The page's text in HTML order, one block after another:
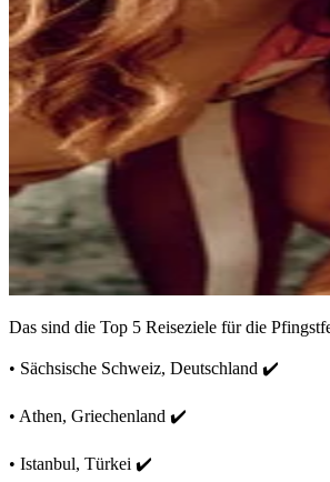
Das sind die Top 5 Reiseziele für die
• Sächsische Schweiz, Deutschland ✔️
• Athen, Griechenland ✔️
• Istanbul, Türkei ✔️